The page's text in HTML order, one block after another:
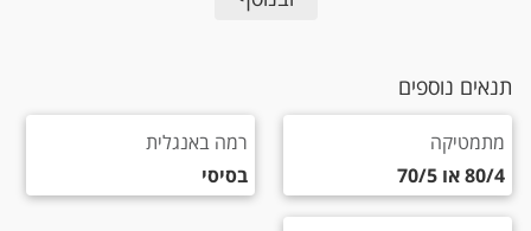
תנאים נוספים
מתמטיקה 80/4 או 70/5
מתמטיקה
80/4 או 70/5
רמה באנגלית בסיסי
רמה באנגלית
בסיסי